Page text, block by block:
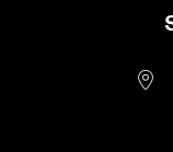
Patička